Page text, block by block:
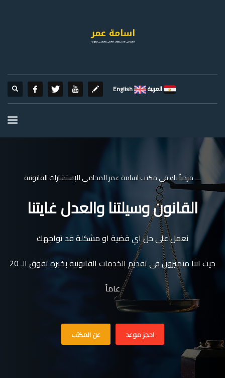
العربية English
ـــ مرحباً بك فى مكتب اسامة عمر المحامي للإستشارات القانونية
القانون وسيلتنا والعدل غايتنا
نعمل على حل اي قضية او مشكلة قد تواجهك
حيث اننا متميزون فى تقديم الخدمات القانونية بخبرة تفوق الـ 20
عاماً
احجز موعد عن المكتب